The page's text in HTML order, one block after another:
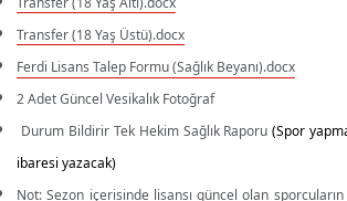
Transfer (18 Yaş Üstü).docx
Ferdi Lisans Talep Formu (Sağlık Beyanı).docx
2 Adet Güncel Vesikalık Fotoğraf
Durum Bildirir Tek Hekim Sağlık Raporu(Spor
ibaresi yazacak)
Not: Sezon içerisinde lisansı güncel olan